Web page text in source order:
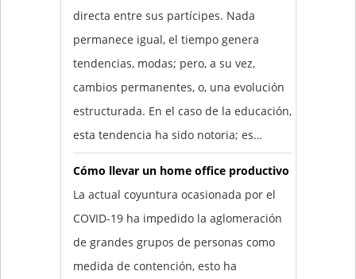
directa entre sus partícipes. Nada
permanece igual, el tiempo genera
tendencias, modas; pero, a su vez,
cambios permanentes, o, una evolución
estructurada. En el caso de la educación,
esta tendencia ha sido notoria; es…
Cómo llevar un home office productivo
La actual coyuntura ocasionada por el
COVID-19 ha impedido la aglomeración
de grandes grupos de personas como
medida de contención, esto ha